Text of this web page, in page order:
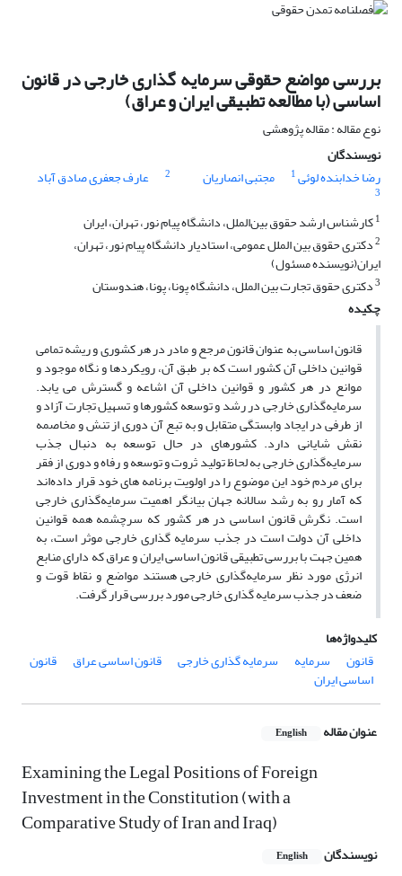
بررسی مواضع حقوقی سرمایه گذاری خارجی در قانون
اساسی (با مطالعه تطبیقی ایران و عراق)
نوع مقاله : مقاله پژوهشی
نویسندگان
رضا خدابنده لوئی1 مجتبی انصاریان 2 عارف جعفری صادق آباد
3
1کارشناس ارشد حقوق بین‌الملل، دانشگاه پیام نور، تهران، ایران
2دکتری حقوق بین الملل عمومی، استادیار دانشگاه پیام نور، تهران،
ایران(نویسنده مسئول)
3دکتری حقوق تجارت بین الملل، دانشگاه پونا، پونا، هندوستان
چکیده
قانون اساسی به عنوان قانون مرجع و مادر در هر کشوری و ریشه تمامی
قوانین داخلی آن کشور است که بر طبق آن، رویکردها و نگاه موجود و
موانع در هر کشور و قوانین داخلی آن اشاعه و گسترش می یابد.
سرمایه‌گذاری خارجی در رشد و توسعه کشورها و تسهیل تجارت آزاد و
از طرفی در ایجاد وابستگی متقابل و به تبع آن دوری از تنش و مخاصمه
نقش شایانی دارد. کشورهای در حال توسعه به دنبال جذب
سرمایه‌گذاری خارجی به لحاظ تولید ثروت و توسعه و رفاه و دوری از فقر
برای مردم خود این موضوع را در اولویت برنامه های خود قرار داده‌اند
که آمار رو به رشد سالانه جهان بیانگر اهمیت سرمایه‌گذاری خارجی
است. نگرش قانون اساسی در هر کشور که سرچشمه همه قوانین
داخلی آن دولت است در جذب سرمایه گذاری خارجی موثر است، به
همین جهت با بررسی تطبیقی قانون اساسی ایران و عراق که دارای منابع
انرژی مورد نظر سرمایه‌گذاری خارجی هستند مواضع و نقاط قوت و
ضعف در جذب سرمایه گذاری خارجی مورد بررسی قرار گرفت.
کلیدواژه‌ها
قانون
سرمایه سرمایه گذاری خارجی قانون اساسی عراق قانون
اساسی ایران
عنوان مقاله English
Examining the Legal Positions of Foreign
Investment in the Constitution (with a
Comparative Study of Iran and Iraq)
نویسندگان English